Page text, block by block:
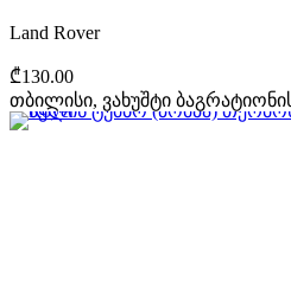
Land Rover
₾130.00
თბილისი, ვახუშტი